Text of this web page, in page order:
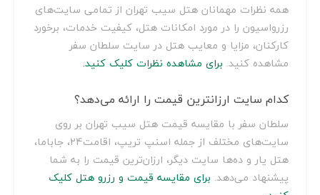
همه نظرات مهمانان هتل سیب تهران از تمامی سایت‌های
رزرواسیون را در مورد امکانات هتل، کیفیت خدمات، برخورد
کارکنان، مزایا و معایب هتل در سایت سلطان سفر
مشاهده کنید. برای مشاهده نظرات کلیک کنید.
کدام سایت ارزانترین قیمت را ارائه می‌دهد؟
سلطان سفر با مقایسه قیمت هتل سیب تهران بر روی
سایت‌های مختلف از جمله اسنپ تریپ، اقامت24، جاباما،
هتل یار و ده‌ها سایت دیگر، ارزان‌ترین قیمت را به شما
پیشنهاد می‌دهد. برای مقایسه قیمت و رزرو هتل کلیک